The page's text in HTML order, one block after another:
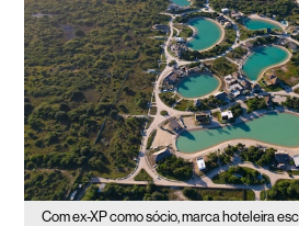
Com ex-XP como sócio, marca hoteleira